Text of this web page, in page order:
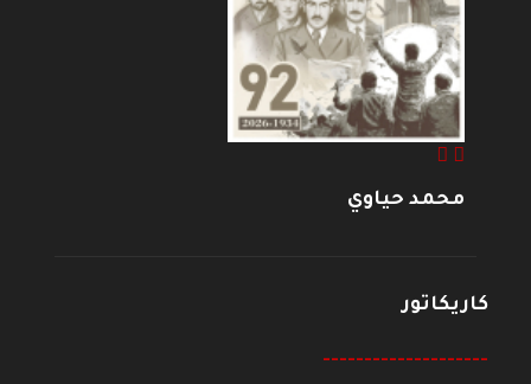
محمد حياوي
كاريكاتور
--------------------